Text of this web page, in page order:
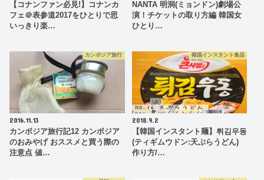
【コナンファン必見!】コナンカ
フェ＠表参道2017をひとりで思
いっきり楽…
NANTA 明洞(ミョンドン)劇場公
演！チケットの取り方編 韓国女
ひとり…
カンボジア旅行
2016.11.13
カンボジア旅行記12 カンボジア
のおみやげ おススメと買う際の
注意点 値…
韓国インスタント食品
2018.9.2
【韓国インスタント麺】튀김우동
(ティギムウドン:天ぷらうどん)
作り方/…